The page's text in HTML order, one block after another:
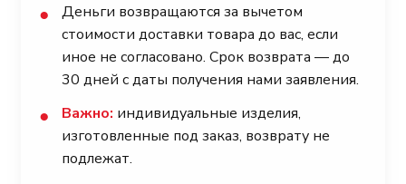
●
Деньги возвращаются за вычетом
стоимости доставки товара до вас, если
иное не согласовано. Срок возврата — до
30 дней с даты получения нами заявления.
● Важно: индивидуальные изделия,
изготовленные под заказ, возврату не
подлежат.